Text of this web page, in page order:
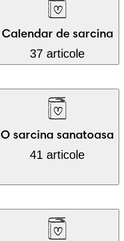
Calendar de sarcina
37 articole
O sarcina sanatoasa
41 articole